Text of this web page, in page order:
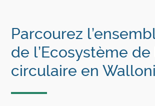
Parcourez
de l’Ecosystème
circulaire en